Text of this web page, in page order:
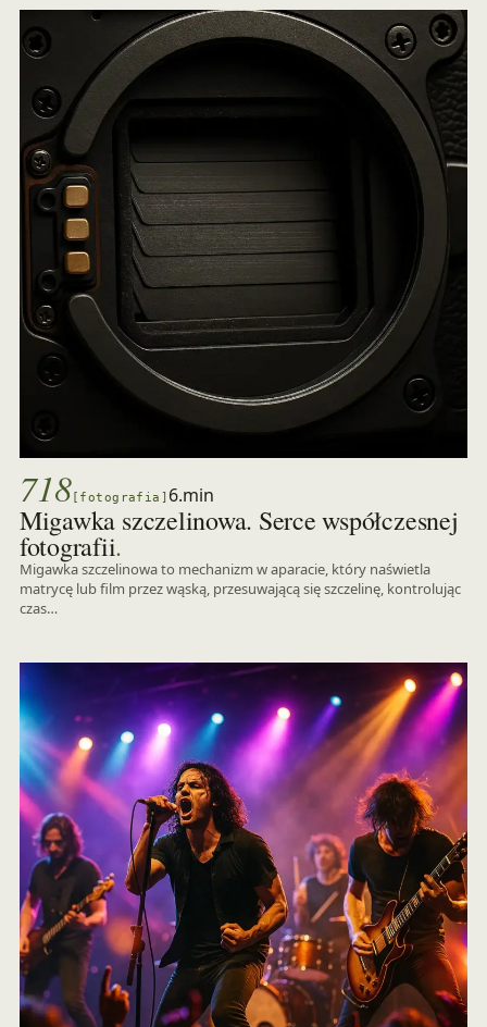
718 [fotografia] 6.min
Migawka szczelinowa. Serce współczesnej
fotografii.
Migawka szczelinowa to mechanizm w aparacie, który naświetla
matrycę lub film przez wąską, przesuwającą się szczelinę, kontrolując
czas…